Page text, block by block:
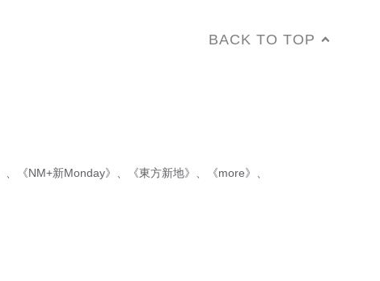
BACK TO TOP
《NM+新Monday》 《東方新地》 《more》